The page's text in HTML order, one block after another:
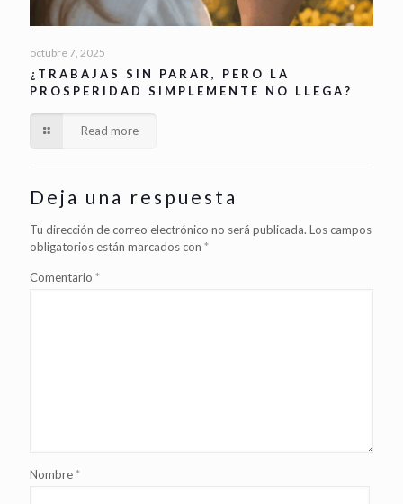
octubre 7, 2025
¿TRABAJAS SIN PARAR, PERO LA
PROSPERIDAD SIMPLEMENTE NO LLEGA?
Read more
Deja una respuesta
Tu dirección de correo electrónico no será publicada. Los campos
obligatorios están marcados con *
Comentario *
Nombre*